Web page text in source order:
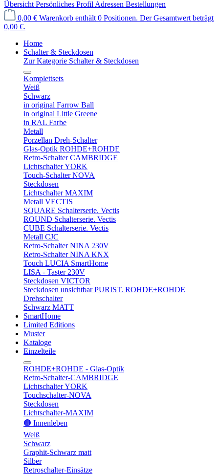
Übersicht Persönliches Profil Adressen Bestellungen
0,00 € Warenkorb enthält 0 Positionen. Der Gesamtwert beträgt
0,00 €.
Home
Schalter & Steckdosen
Zur Kategorie Schalter & Steckdosen
Komplettsets
Weiß
Schwarz
in original Farrow Ball
in original Little Greene
in RAL Farbe
Metall
Porzellan Dreh-Schalter
Glas-Optik ROHDE+ROHDE
Retro-Schalter CAMBRIDGE
Lichtschalter YORK
Touch-Schalter NOVA
Steckdosen
Lichtschalter MAXIM
Metall VECTIS
SQUARE Schalterserie. Vectis
ROUND Schalterserie. Vectis
CUBE Schalterserie. Vectis
Metall CJC
Retro-Schalter NINA 230V
Retro-Schalter NINA KNX
Touch LUCIA SmartHome
LISA - Taster 230V
Steckdosen VICTOR
Steckdosen unsichtbar PURIST. ROHDE+ROHDE
Drehschalter
Schwarz MATT
SmartHome
Limited Editions
Muster
Kataloge
Einzelteile
ROHDE+ROHDE - Glas-Optik
Retro-Schalter-CAMBRIDGE
Lichtschalter YORK
Touchschalter-NOVA
Steckdosen
Lichtschalter-MAXIM
🟤 Innenleben
Weiß
Schwarz
Graphit-Schwarz matt
Silber
Retroschalter-Einsätze